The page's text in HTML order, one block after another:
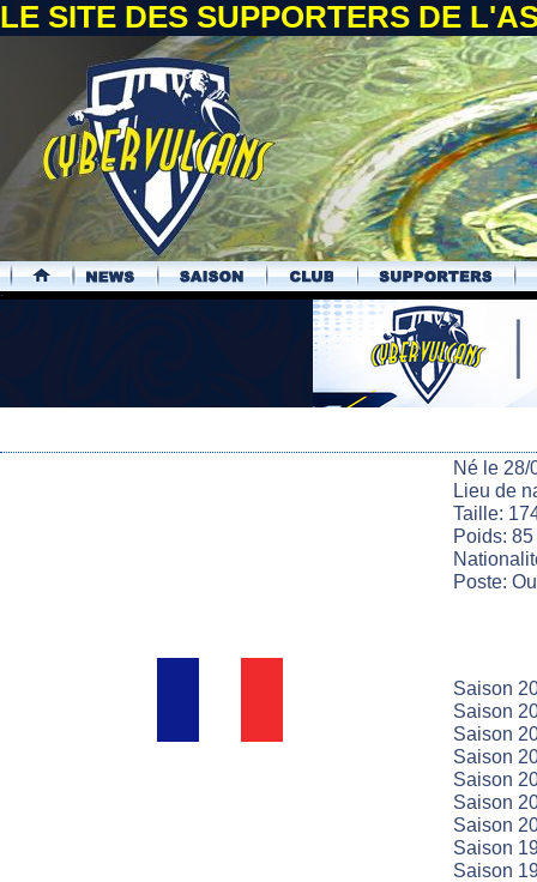
LE SITE DES SUPPORTERS DE
.
Né le 28/
Lieu de
Taille:
Poids:
Poste:
Saison
Saison
Saison
Saison
Saison
Saison
Saison
Saison
Saison